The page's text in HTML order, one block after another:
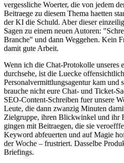
vergessliche Woerter, die von jedem
Beitraege zu diesem Thema haetten
der KI die Schuld. Aber dieser
Sagen zu einem neuen Autoren:
Branche" und dann Weggehen. Kein
damit gute Arbeit.
Wenn ich die Chat-Protokolle unseres
durchsehe, ist die Luecke
Personalvermittlungsagentur kam und
brauche nicht eure Chat- und Ticket-
SEO-Content-Schreiben fuer unsere
Leute, die dann zwanzig Minuten
Zielgruppe, ihren Blickwinkel und ihr
gingen mit Beitraegen, die sie
Keyword abfeuerten und auf Magie
der Woche – frustriert. Dasselbe
Briefings.